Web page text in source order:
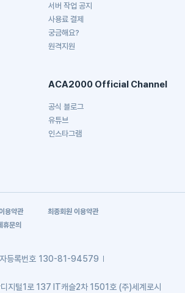
서버 작업 공지
사용료 결제
궁금해요?
원격지원
ACA2000 Official Channel
공식 블로그
유튜브
인스타그램
용약관
최종회원 이용약관
휴문의
등록번호 130-81-94579
디지털1로 137 IT캐슬2차 1501호 (주)세계로시